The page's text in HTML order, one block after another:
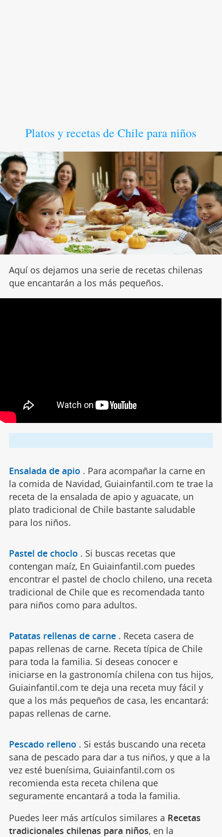
Platos y recetas de Chile para niños
Aquí os dejamos una serie de recetas chilenas
que encantarán a los más pequeños.
Ensalada de apio . Para acompañar la carne en
la comida de Navidad, Guiainfantil.com te trae la
receta de la ensalada de apio y aguacate, un
plato tradicional de Chile bastante saludable
para los niños.
Pastel de choclo . Si buscas recetas que
contengan maíz, En Guiainfantil.com puedes
encontrar el pastel de choclo chileno, una receta
tradicional de Chile que es recomendada tanto
para niños como para adultos.
Patatas rellenas de carne . Receta casera de
papas rellenas de carne. Receta típica de Chile
para toda la familia. Si deseas conocer e
iniciarse en la gastronomía chilena con tus hijos,
Guiainfantil.com te deja una receta muy fácil y
que a los más pequeños de casa, les encantará:
papas rellenas de carne.
Pescado relleno . Si estás buscando una receta
sana de pescado para dar a tus niños, y que a la
vez esté buenísima, Guiainfantil.com os
recomienda esta receta chilena que
seguramente encantará a toda la familia.
Puedes leer más artículos similares a Recetas
tradicionales chilenas para niños, en la